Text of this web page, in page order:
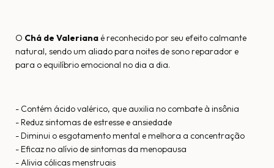
O Chá de Valeriana é reconhecido por seu efeito calmante
natural, sendo um aliado para noites de sono reparador e
para o equilíbrio emocional no dia a dia.
- Contém ácido valérico, que auxilia no combate à insônia
- Reduz sintomas de estresse e ansiedade
- Diminui o esgotamento mental e melhora a concentração
- Eficaz no alívio de sintomas da menopausa
- Alivia cólicas menstruais